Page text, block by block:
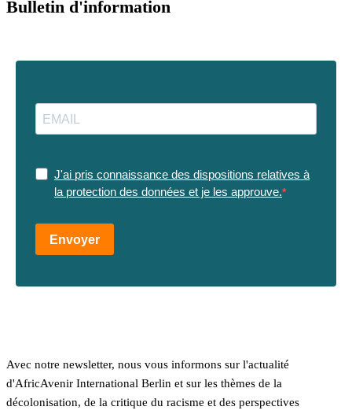
Bulletin d'information
J'ai pris connaissance des dispositions relatives à
la protection des données et je les approuve.
Envoyer
Avec notre newsletter, nous vous informons sur l'actualité
d'AfricAvenir International Berlin et sur les thèmes de la
décolonisation, de la critique du racisme et des perspectives